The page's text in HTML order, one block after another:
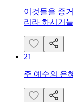
이것들을 증
리라 하시거
21
주 예수의 은